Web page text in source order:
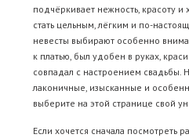
подчёркивает нежность, красоту и
стать цельным, лёгким и по-
невесты выбирают особенно
к платью, был удобен в руках,
совпадал с настроением свадьбы.
лаконичные, изысканные и
выберите на этой странице свой
Если хочется сначала посмотреть